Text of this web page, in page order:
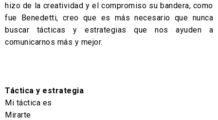
hizo de la creatividad y el compromiso su bandera, como
fue Benedetti, creo que es más necesario que nunca
buscar tácticas y estrategias que nos ayuden a
comunicarnos más y mejor.
Táctica y estrategia
Mi táctica es
Mirarte